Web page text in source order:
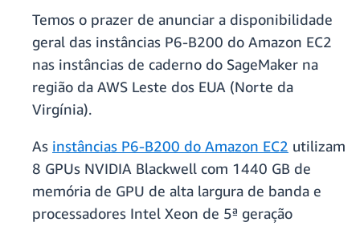
Temos o prazer de anunciar a disponibilidade
geral das instâncias P6-B200 do Amazon EC2
nas instâncias de caderno do SageMaker na
região da AWS Leste dos EUA (Norte da
Virgínia).
As instâncias P6-B200 do Amazon EC2 utilizam
8 GPUs NVIDIA Blackwell com 1440 GB de
memória de GPU de alta largura de banda e
processadores Intel Xeon de 5ª geração